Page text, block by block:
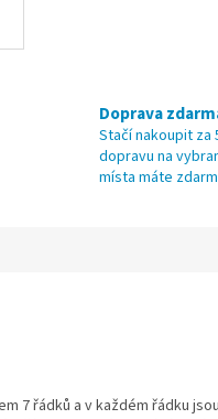
Doprava
Stačí nakoupit za
dopravu na
místa máte
7 řádků a v každém řádku